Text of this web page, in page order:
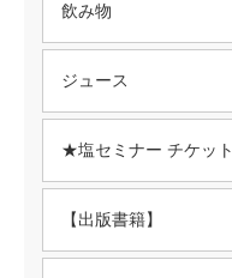
飲み物
ジュース
★塩セミナー チケット
【出版書籍】